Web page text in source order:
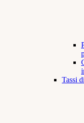
Tassi